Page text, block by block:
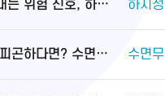
다리가 보내는 위험 신호, 하지정맥류
자도 자도 피곤하다면? 수면무호흡증 진단·관리법